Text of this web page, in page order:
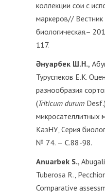
коллекции сои с
маркеров//
биологическая.–
117.
Әнуарбек Ш.Н.,
Туруспеков Е.К.
разнообразия
(Triticum durum
микросателлитных
КазНУ, Серия
№ 74. — С.88-98.
Anuarbek S.,
Tuberosa R.,
Comparative